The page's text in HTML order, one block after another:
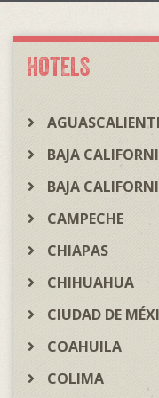
HOTELS
BAJA
BAJA
CAMPECHE
CHIAPAS
CHIHUAHUA
CIUDAD DE
COAHUILA
COLIMA